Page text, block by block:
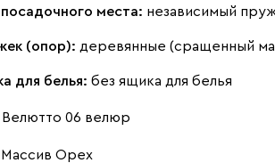
места: независимый
(опор): деревянные (сращенный
для белья: без ящика для белья
Велютто 06 велюр
Массив Орех